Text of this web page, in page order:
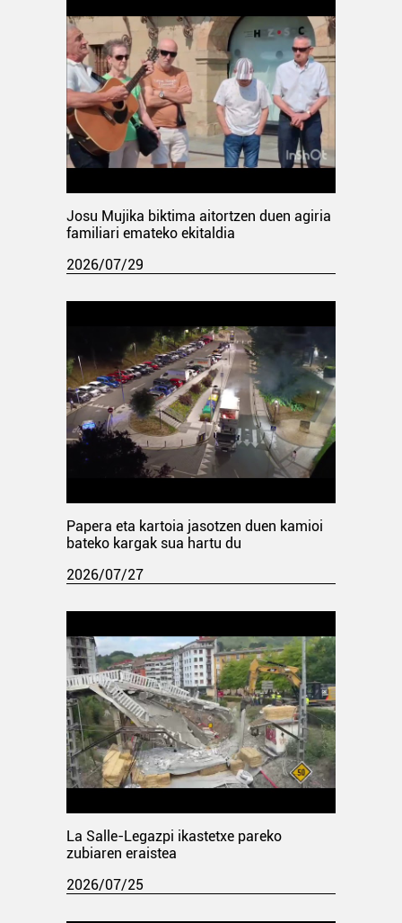
Josu Mujika biktima aitortzen duen agiria
familiari emateko ekitaldia
2026/07/29
Papera eta kartoia jasotzen duen kamioi
bateko kargak sua hartu du
2026/07/27
La Salle-Legazpi ikastetxe pareko
zubiaren eraistea
2026/07/25